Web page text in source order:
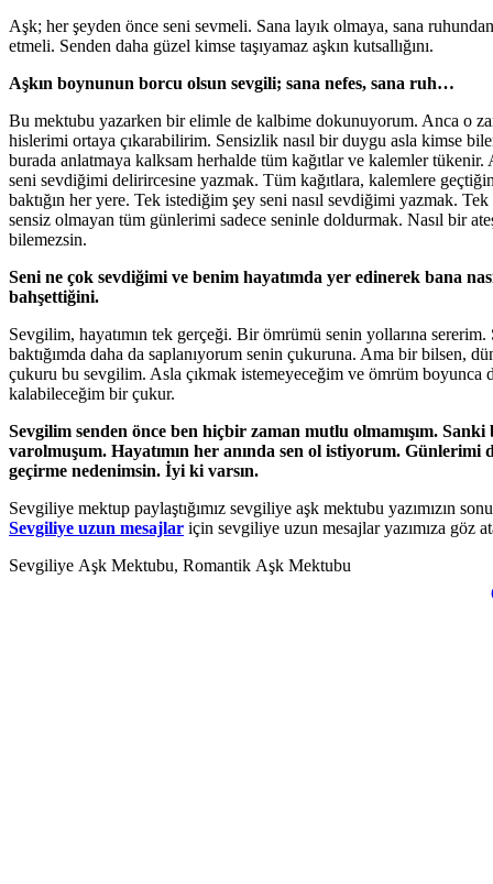
Aşk; her şeyden önce seni sevmeli. Sana layık olmaya, sana
etmeli. Senden daha güzel kimse taşıyamaz aşkın kutsallığını.
Aşkın boynunun borcu olsun sevgili; sana nefes, sana ruh…
Bu mektubu yazarken bir elimle de kalbime dokunuyorum. Anca o
hislerimi ortaya çıkarabilirim. Sensizlik nasıl bir duygu asla kimse
burada anlatmaya kalksam herhalde tüm kağıtlar ve kalemler
seni sevdiğimi delirircesine yazmak. Tüm kağıtlara, kalemlere
baktığın her yere. Tek istediğim şey seni nasıl sevdiğimi yazmak.
sensiz olmayan tüm günlerimi sadece seninle doldurmak. Nasıl bir
bilemezsin.
Seni ne çok sevdiğimi ve benim hayatımda yer edinerek bana
bahşettiğini.
Sevgilim, hayatımın tek gerçeği. Bir ömrümü senin yollarına sererim.
baktığımda daha da saplanıyorum senin çukuruna. Ama bir bilsen,
çukuru bu sevgilim. Asla çıkmak istemeyeceğim ve ömrüm boyunca
kalabileceğim bir çukur.
Sevgilim senden önce ben hiçbir zaman mutlu olmamışım. Sanki
varolmuşum. Hayatımın her anında sen ol istiyorum. Günlerimi
geçirme nedenimsin. İyi ki varsın.
Sevgiliye mektup paylaştığımız sevgiliye aşk mektubu yazımızın
Sevgiliye uzun mesajlar için sevgiliye uzun mesajlar yazımıza göz
Sevgiliye Aşk Mektubu, Romantik Aşk Mektubu